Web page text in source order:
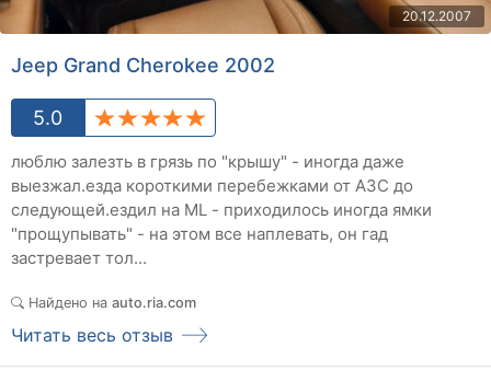
20.12.2007
Jeep Grand Cherokee 2002
5.0
люблю залезть в грязь по "крышу" - иногда даже
выезжал.езда короткими перебежками от АЗС до
следующей.ездил на ML - приходилось иногда ямки
"прощупывать" - на этом все наплевать, он гад
застревает тол...
Найдено на auto.ria.com
Читать весь отзыв